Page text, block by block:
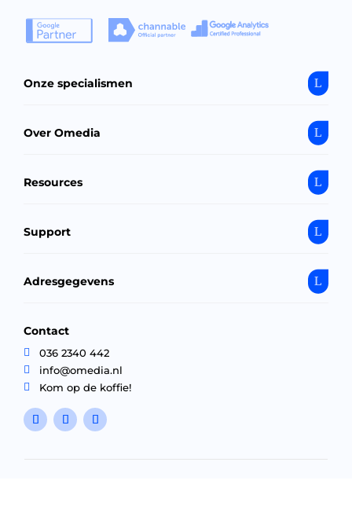
Onze specialismen
Over Omedia
Resources
Support
Adresgegevens
Contact
 036 2340 442
 info@omedia.nl
 Kom op de koffie!